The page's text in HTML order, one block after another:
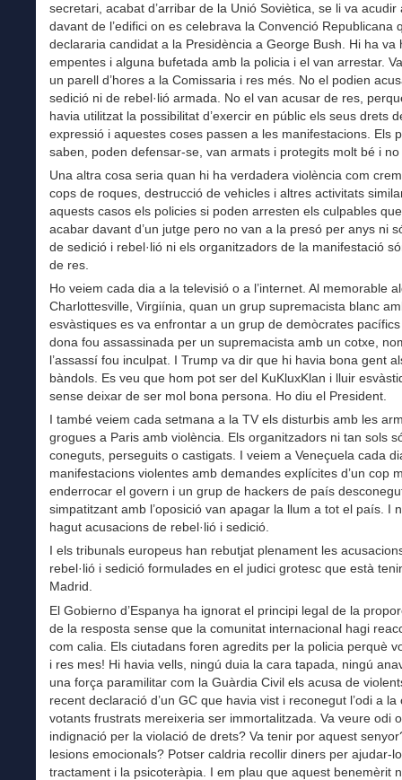
secretari, acabat d’arribar de la Unió Soviètica, se li va acudir
davant de l’edifici on es celebrava la Convenció Republicana
declararia candidat a la Presidència a George Bush. Hi ha va
empentes i alguna bufetada amb la policia i el van arrestar.
un parell d’hores a la Comissaria i res més. No el podien
sedició ni de rebel·lió armada. No el van acusar de res,
havia utilitzat la possibilitat d’exercir en públic els seus drets
expressió i aquestes coses passen a les manifestacions. Els
saben, poden defensar-se, van armats i protegits molt bé i
Una altra cosa seria quan hi ha verdadera violència com
cops de roques, destrucció de vehicles i altres activitats
aquests casos els policies si poden arresten els culpables
acabar davant d’un jutge pero no van a la presó per anys ni
de sedició i rebel·lió ni els organitzadors de la manifestació
de res.
Ho veiem cada dia a la televisió o a l’internet. Al memorable
Charlottesville, Virgiínia, quan un grup supremacista blanc
esvàstiques es va enfrontar a un grup de demòcrates
dona fou assassinada per un supremacista amb un cotxe,
l’assassí fou inculpat. I Trump va dir que hi havia bona gent
bàndols. Es veu que hom pot ser del KuKluxKlan i lluir
sense deixar de ser mol bona persona. Ho diu el President.
I també veiem cada setmana a la TV els disturbis amb les
grogues a Paris amb violència. Els organitzadors ni tan sols
coneguts, perseguits o castigats. I veiem a Veneçuela cada
manifestacions violentes amb demandes explícites d’un cop
enderrocar el govern i un grup de hackers de país
simpatitzant amb l’oposició van apagar la llum a tot el país. I
hagut acusacions de rebel·lió i sedició.
I els tribunals europeus han rebutjat plenament les
rebel·lió i sedició formulades en el judici grotesc que està
Madrid.
El Gobierno d’Espanya ha ignorat el principi legal de la
de la resposta sense que la comunitat internacional hagi
com calia. Els ciutadans foren agredits per la policia perquè
i res mes! Hi havia vells, ningú duia la cara tapada, ningú
una força paramilitar com la Guàrdia Civil els acusa de
recent declaració d’un GC que havia vist i reconegut l’odi a la
votants frustrats mereixeria ser immortalitzada. Va veure odi o
indignació per la violació de drets? Va tenir por aquest
lesions emocionals? Potser caldria recollir diners per ajudar-
tractament i la psicoteràpia. I em plau que aquest benemèrit